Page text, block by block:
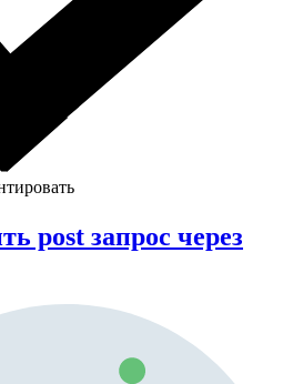
post запрос через